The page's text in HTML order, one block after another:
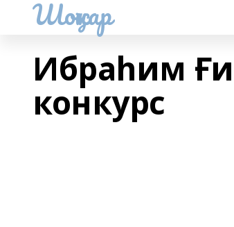
Шоңҡар
Ибраһим
конкурс